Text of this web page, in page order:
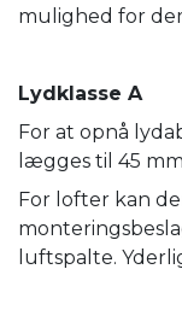
mulighed for
Lydklasse A
For at opnå
lægges til 45
For lofter kan
luftspalte.